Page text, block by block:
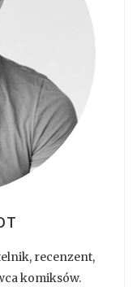
recenzent,
komiksów.